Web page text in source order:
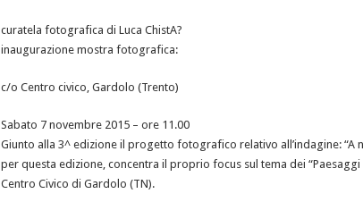
curatela fotografica di Luca ChistA?
inaugurazione mostra fotografica:
c/o Centro civico, Gardolo (Trento)
Sabato 7 novembre 2015 – ore 11.00
Giunto alla 3^ edizione il progetto fotografico relativo all’indagine: “A
per questa edizione, concentra il proprio focus sul tema dei
Centro Civico di Gardolo (TN).